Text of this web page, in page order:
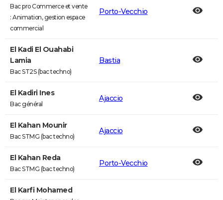
Bac pro Commerce et vente
: Animation, gestion espace
commercial
Porto-Vecchio
El Kadi El Ouahabi
Lamia
Bac ST2S (bac techno)
Bastia
El Kadiri Ines
Bac général
Ajaccio
El Kahan Mounir
Bac STMG (bac techno)
Ajaccio
El Kahan Reda
Bac STMG (bac techno)
Porto-Vecchio
El Karfi Mohamed